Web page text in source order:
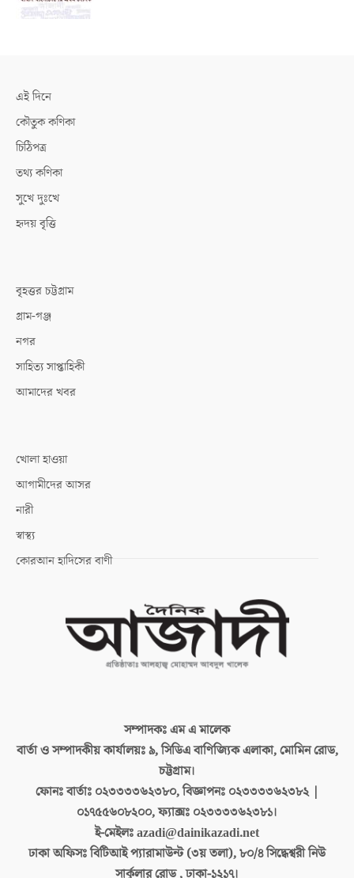
এই দিনে
কৌতুক কণিকা
চিঠিপত্র
তথ্য কণিকা
সুখে দুঃখে
হৃদয় বৃত্তি
বৃহত্তর চট্টগ্রাম
গ্রাম-গঞ্জ
নগর
সাহিত্য সাপ্তাহিকী
আমাদের খবর
খোলা হাওয়া
আগামীদের আসর
নারী
স্বাস্থ্য
কোরআন হাদিসের বাণী
সম্পাদকঃএম এ মালেক
বার্তা ও সম্পাদকীয় কার্যালয়ঃ৯, সিডিএ বাণিজ্যিক এলাকা, মোমিন রোড,
চট্টগ্রাম।
ফোনঃ বার্তাঃ ০২৩৩৩৩৬২৩৮০, বিজ্ঞাপনঃ ০২৩৩৩৩৬২৩৮২ |
০১৭৫৫৬০৮২০০, ফ্যাক্সঃ ০২৩৩৩৩৬২৩৮১।
ই-মেইলঃazadi@dainikazadi.net
ঢাকা অফিসঃবিটিআই প্যারামাউন্ট (৩য় তলা), ৮০/৪ সিদ্ধেশ্বরী নিউ
সার্কুলার রোড , ঢাকা-১২১৭।